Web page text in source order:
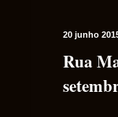
20 junho
Rua